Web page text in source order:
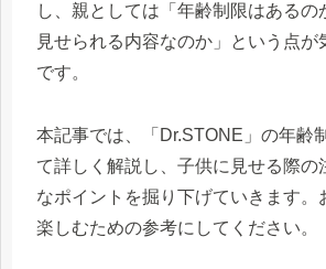
し、親としては「年齢制限はあるの
見せられる内容なのか」という点が
です。
本記事では、「Dr.STONE」の年齢
て詳しく解説し、子供に見せる際の
なポイントを掘り下げていきます。
楽しむための参考にしてください。